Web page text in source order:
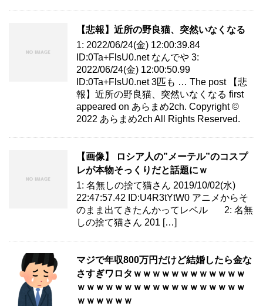
【悲報】近所の野良猫、突然いなくなる
1: 2022/06/24(金) 12:00:39.84
ID:0Ta+FlsU0.net なんでや 3:
2022/06/24(金) 12:00:50.99
ID:0Ta+FlsU0.net 3匹も … The post 【悲
報】近所の野良猫、突然いなくなる first
appeared on あらまめ2ch. Copyright ©
2022 あらまめ2ch All Rights Reserved.
【画像】 ロシア人の”メーテル”のコスプ
レが本物そっくりだと話題にｗ
1: 名無しの捨て猫さん 2019/10/02(水)
22:47:57.42 ID:U4R3tYtW0 アニメからそ
のまま出てきたんかってレベル 2: 名無
しの捨て猫さん 201 […]
マジで年収800万円だけど結婚したら金な
さすぎワロタｗｗｗｗｗｗｗｗｗｗｗｗ
ｗｗｗｗｗｗｗｗｗｗｗｗｗｗｗｗｗｗ
ｗｗｗｗｗｗ